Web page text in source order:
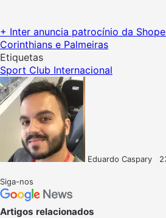
+ Inter anuncia patrocínio da
Corinthians e Palmeiras
Etiquetas
Sport Club Internacional
Eduardo Caspary
Siga-nos
Artigos relacionados